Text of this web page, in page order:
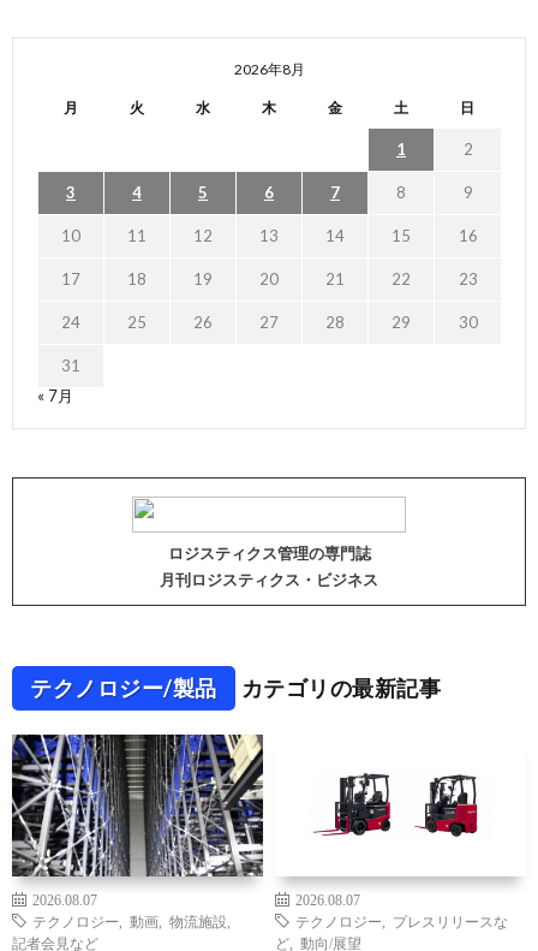
2026年8月
月 火 水 木 金 土 日
1 2
3 4 5 6 7 8 9
10 11 12 13 14 15 16
17 18 19 20 21 22 23
24 25 26 27 28 29 30
31
« 7月
ロジスティクス管理の専門誌
月刊ロジスティクス・ビジネス
テクノロジー/製品 カテゴリの最新記事
2026.08.07
テクノロジー
動画 物流施設
記者会見など
2026.08.07
テクノロジー
プレスリリースな
ど
動向/展望